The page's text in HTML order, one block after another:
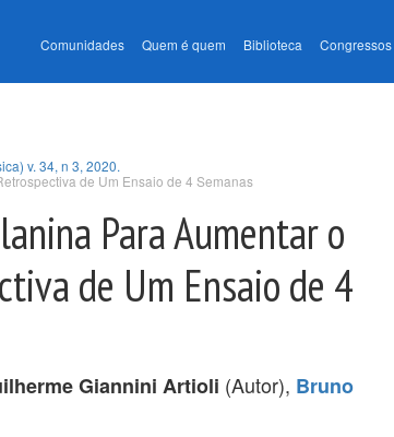
Comunidades Quem é quem Biblioteca Congressos
v. 34, n 3, 2020.
de Um Ensaio de 4 Semanas
Para Aumentar o
de Um Ensaio de 4
Giannini Artioli (Autor), Bruno